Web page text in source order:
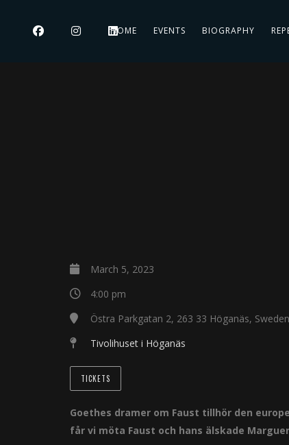
HOME EVENTS BIOGRAPHY
March 5, 2023
4:00 pm
Östra Parkgatan 2, 263 33 Höganäs, Sweden
Tivolihuset i Höganäs
TICKETS
Goethes dramer om Faust tillhör den
får vi möta Faust och hans älskade